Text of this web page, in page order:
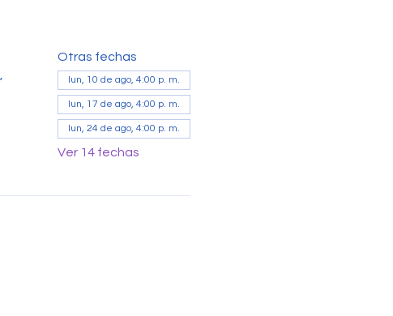
Otras fechas
lun, 10 de ago, 4:00 p. m.
lun, 17 de ago, 4:00 p. m.
lun, 24 de ago, 4:00 p. m.
Ver 14 fechas